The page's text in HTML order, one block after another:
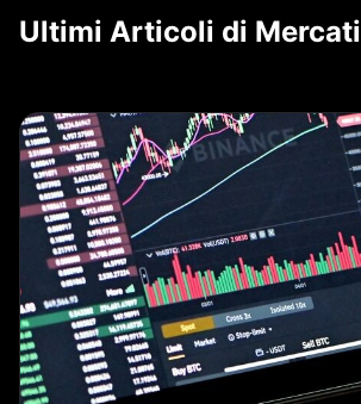
Ultimi Articoli di Mercati